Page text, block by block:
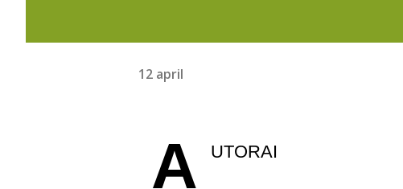
12 april
A UTORAI